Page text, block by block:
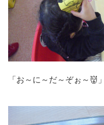
「お～に～だ～ぞぉ～👹